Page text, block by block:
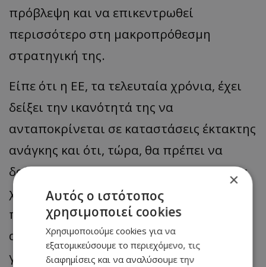
πρόβλεψη και να επικεντρωθεί
περισσότερο στη μακροπρόθεσμη
στρατηγική της.
Είπε ότι η ΕΕ, τα τελευταία χρόνια, έχει
δείξει την ικανότητά της να
ανταποκρίνεται σε καταστάσεις έκτακτης
ανάγκης και ότι, τώρα, θα πρέπει να
δοθεί μεγαλύτερη έμφαση, όχι μόνο στις
χώρες με παρόμοιο τρόπο σκέψης, κάτι
που, όπως είπε, ήταν «πολύ σημαντικό»,
αλλά και στη γεωγραφική της γειτονιά,
για παράδειγμα, στη μεσογειακή της
×
Αυτός ο ιστότοπος
χρησιμοποιεί cookies
Χρησιμοποιούμε cookies για να
εξατομικεύσουμε το περιεχόμενο, τις
διαφημίσεις και να αναλύσουμε την